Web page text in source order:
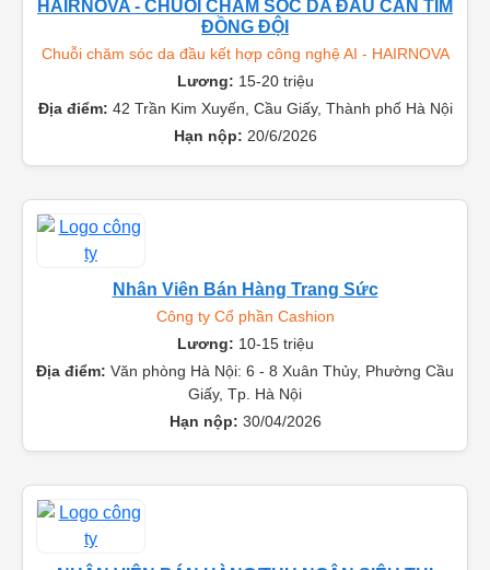
HAIRNOVA - CHUỖI CHĂM SÓC DA ĐẦU CẦN TÌM
ĐỒNG ĐỘI
Chuỗi chăm sóc da đầu kết hợp công nghệ AI - HAIRNOVA
Lương:15-20 triệu
42 Trần Kim Xuyến, Cầu Giấy, Thành phố Hà Nội
Hạn nộp:20/6/2026
Nhân Viên Bán Hàng Trang Sức
Công ty Cổ phần Cashion
Lương:10-15 triệu
Văn phòng Hà Nội: 6 - 8 Xuân Thủy, Phường Cầu
Giấy, Tp. Hà Nội
Hạn nộp:30/04/2026